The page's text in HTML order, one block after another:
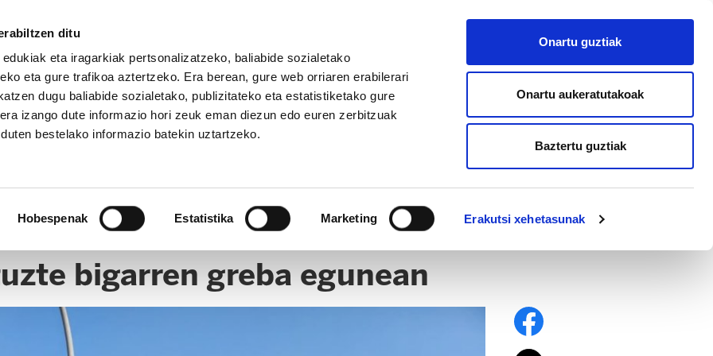
ditu
eta iragarkiak pertsonalizatzeko, baliabide sozialetako
eta gure trafikoa aztertzeko. Era berean, gure web orriaren erabilerari
dugu baliabide sozialetako, publizitateko eta estatistiketako gure
izango dute informazio hori zeuk eman diezun edo euren zerbitzuak
bestelako informazio batekin uztartzeko.
Hobespenak Estatistika Marketing Erakutsi xehetasunak
Onartu guztiak
Onartu aukeratutakoak
Baztertu guztiak
AFILIATU
bigarren greba egunean